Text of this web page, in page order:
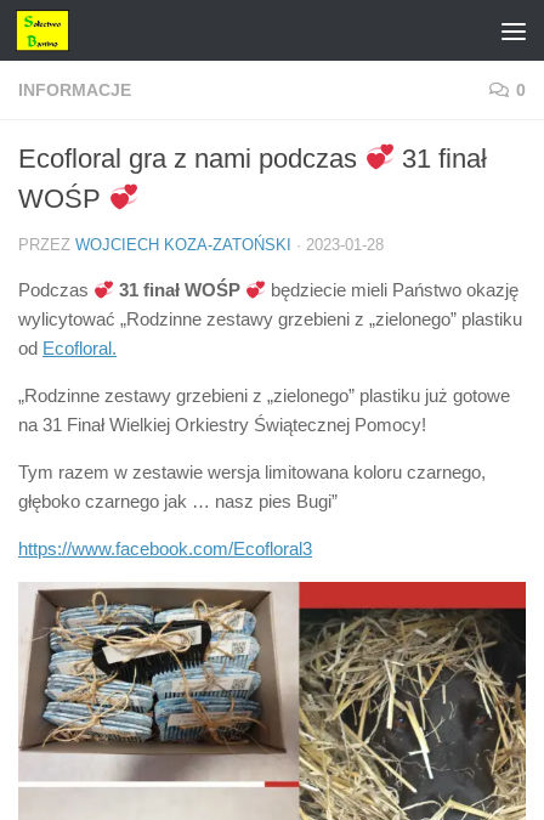
Przejdź do treści
INFORMACJE 0
Ecofloral gra z nami podczas
31 finał
WOŚP
PRZEZ WOJCIECH KOZA-ZATOŃSKI · 2023-01-28
Podczas 31 finał WOŚP
będziecie mieli Państwo okazję
wylicytować „Rodzinne zestawy grzebieni z „zielonego” plastiku
od Ecofloral.
„Rodzinne zestawy grzebieni z „zielonego” plastiku już gotowe
na 31 Finał Wielkiej Orkiestry Świątecznej Pomocy!
Tym razem w zestawie wersja limitowana koloru czarnego,
głęboko czarnego jak … nasz pies Bugi”
https://www.facebook.com/Ecofloral3